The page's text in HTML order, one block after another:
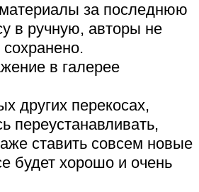
за последнюю
в ручную, авторы не
в галерее
других перекосах,
переустанавливать,
ставить совсем новые
будет хорошо и очень